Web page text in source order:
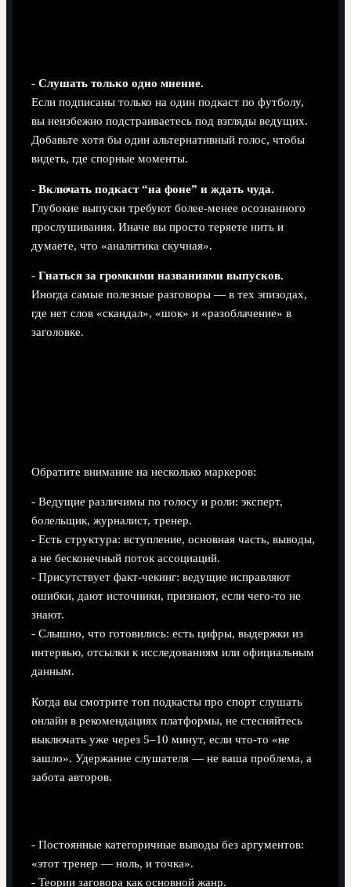
- Слушать только одно мнение.
Если подписаны только на один подкаст по футболу,
вы неизбежно подстраиваетесь под взгляды ведущих.
Добавьте хотя бы один альтернативный голос, чтобы
видеть, где спорные моменты.
- Включать подкаст “на фоне” и ждать чуда.
Глубокие выпуски требуют более‑менее осознанного
прослушивания. Иначе вы просто теряете нить и
думаете, что «аналитика скучная».
- Гнаться за громкими названиями выпусков.
Иногда самые полезные разговоры — в тех эпизодах,
где нет слов «скандал», «шок» и «разоблачение» в
заголовке.
Обратите внимание на несколько маркеров:
- Ведущие различимы по голосу и роли: эксперт,
болельщик, журналист, тренер.
- Есть структура: вступление, основная часть, выводы,
а не бесконечный поток ассоциаций.
- Присутствует факт‑чекинг: ведущие исправляют
ошибки, дают источники, признают, если чего‑то не
знают.
- Слышно, что готовились: есть цифры, выдержки из
интервью, отсылки к исследованиям или официальным
данным.
Когда вы смотрите топ подкасты про спорт слушать
онлайн в рекомендациях платформы, не стесняйтесь
выключать уже через 5–10 минут, если что‑то «не
зашло». Удержание слушателя — не ваша проблема, а
забота авторов.
- Постоянные категоричные выводы без аргументов:
«этот тренер — ноль, и точка».
- Теории заговора как основной жанр.